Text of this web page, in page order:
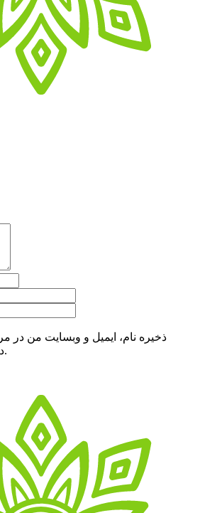
ذخیره نام، ایمیل و وبسایت من در
دوباره دیدگاهی می‌نویسم.